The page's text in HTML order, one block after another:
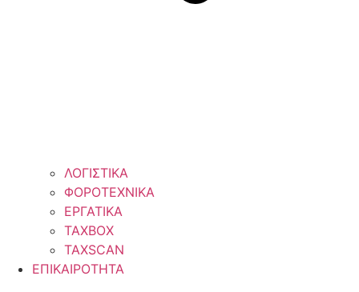
ΛΟΓΙΣΤΙΚΑ
ΦΟΡΟΤΕΧΝΙΚΑ
ΕΡΓΑΤΙΚΑ
TAXBOX
TAXSCAN
ΕΠΙΚΑΙΡΟΤΗΤΑ